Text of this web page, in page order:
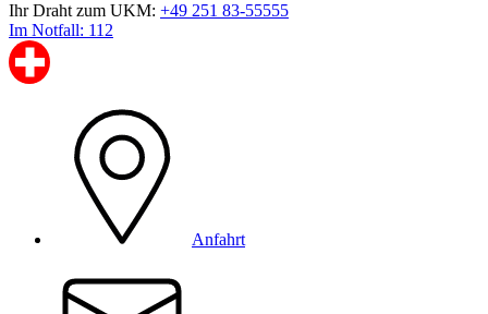
Ihr Draht zum UKM: +49 251 83-55555
Im Notfall: 112
Anfahrt